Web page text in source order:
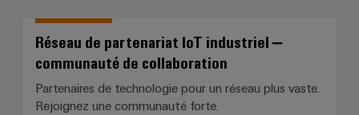
Réseau de partenariat IoT
Réseau de partenariat IoT industriel –
communauté de collaboration
Partenaires de technologie pour un réseau plus vaste.
Rejoignez une communauté forte.